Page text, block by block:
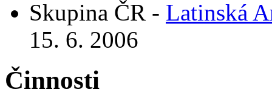
Skupina ČR - Latinská
15. 6. 2006
Činnosti